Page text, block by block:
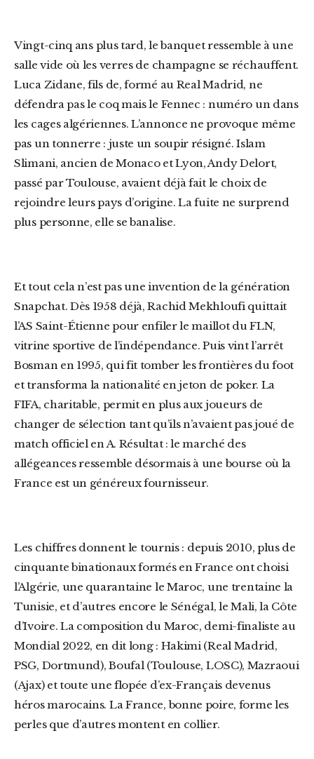
Vingt-cinq ans plus tard, le banquet ressemble à une
salle vide où les verres de champagne se réchauffent.
Luca Zidane, fils de, formé au Real Madrid, ne
défendra pas le coq mais le Fennec : numéro un dans
les cages algériennes. L’annonce ne provoque même
pas un tonnerre : juste un soupir résigné. Islam
Slimani, ancien de Monaco et Lyon, Andy Delort,
passé par Toulouse, avaient déjà fait le choix de
rejoindre leurs pays d’origine. La fuite ne surprend
plus personne, elle se banalise.
Et tout cela n’est pas une invention de la génération
Snapchat. Dès 1958 déjà, Rachid Mekhloufi quittait
l’AS Saint-Étienne pour enfiler le maillot du FLN,
vitrine sportive de l’indépendance. Puis vint l’arrêt
Bosman en 1995, qui fit tomber les frontières du foot
et transforma la nationalité en jeton de poker. La
FIFA, charitable, permit en plus aux joueurs de
changer de sélection tant qu’ils n’avaient pas joué de
match officiel en A. Résultat : le marché des
allégeances ressemble désormais à une bourse où la
France est un généreux fournisseur.
Les chiffres donnent le tournis : depuis 2010, plus de
cinquante binationaux formés en France ont choisi
l’Algérie, une quarantaine le Maroc, une trentaine la
Tunisie, et d’autres encore le Sénégal, le Mali, la Côte
d’Ivoire. La composition du Maroc, demi-finaliste au
Mondial 2022, en dit long : Hakimi (Real Madrid,
PSG, Dortmund), Boufal (Toulouse, LOSC), Mazraoui
(Ajax) et toute une flopée d’ex-Français devenus
héros marocains. La France, bonne poire, forme les
perles que d’autres montent en collier.